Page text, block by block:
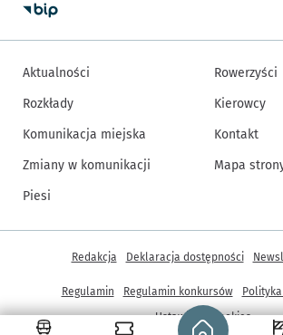
Strona
Aktualności
Rozkłady
Komunikacja miejska
Zmiany w komunikacji
Piesi
Rowerzyści
Kierowcy
Kontakt
Mapa
Inne informacje
Redakcja Deklaracja dostępności
Regulamin Regulamin konkursów
Ustawienia cookies